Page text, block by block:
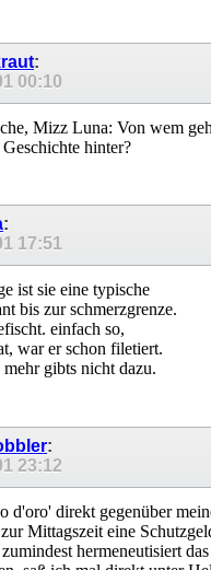
:
00:10
Mizz Luna: Von wem
hinter?
:
17:51
ist sie eine typische
bis zur schmerzgrenze.
einfach so,
war er schon filetiert.
mehr gibts nicht dazu.
:
23:12
d'oro' direkt gegenüber
Mittagszeit eine
hermeneutisiert